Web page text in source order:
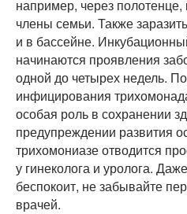
например, через
члены семьи. Также
и в бассейне.
начинаются проявления
одной до четырех недель.
инфицирования
особая роль в сохранении
предупреждении развития
трихомониазе отводится
у гинеколога и уролога.
беспокоит, не забывайте
врачей.